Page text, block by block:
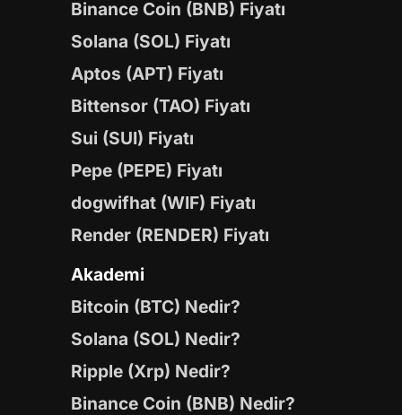
Binance Coin (BNB) Fiyatı
Solana (SOL) Fiyatı
Aptos (APT) Fiyatı
Bittensor (TAO) Fiyatı
Sui (SUI) Fiyatı
Pepe (PEPE) Fiyatı
dogwifhat (WIF) Fiyatı
Render (RENDER) Fiyatı
Akademi
Bitcoin (BTC) Nedir?
Solana (SOL) Nedir?
Ripple (Xrp) Nedir?
Binance Coin (BNB) Nedir?